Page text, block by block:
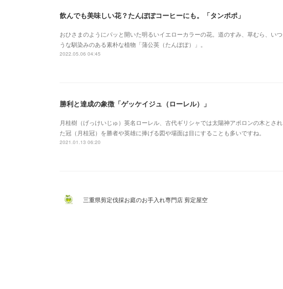
飲んでも美味しい花？たんぽぽコーヒーにも。「タンポポ」
おひさまのようにパッと開いた明るいイエローカラーの花。道のすみ、草むら、い
うな馴染みのある素朴な植物「蒲公英（たんぽぽ）」。
2022.05.06 04:45
勝利と達成の象徴「ゲッケイジュ（ローレル）」
月桂樹（げっけいじゅ）英名ローレル、古代ギリシャでは太陽神アポロンの木とさ
た冠（月桂冠）を勝者や英雄に捧げる図や場面は目にすることも多いですね。
2021.01.13 06:20
三重県剪定伐採お庭のお手入れ専門店 剪定屋空